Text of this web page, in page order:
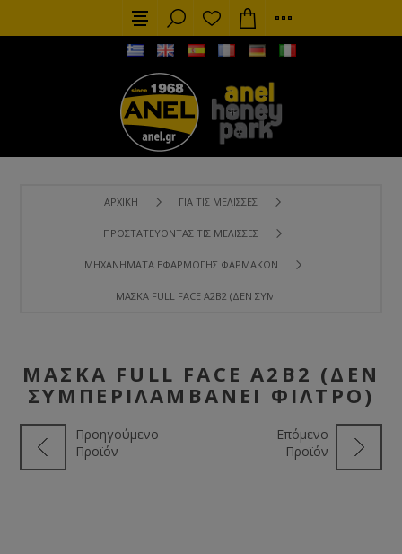
ΑΡΧΙΚΉ ΓΙΑ ΤΙΣ ΜΈΛΙΣΣΕΣ
ΠΡΟΣΤΑΤΕΎΟΝΤΑΣ ΤΙΣ ΜΈΛΙΣΣΕΣ
ΜΗΧΑΝΉΜΑΤΑ ΕΦΑΡΜΟΓΉΣ ΦΑΡΜΆΚΩΝ
ΜΆΣΚΑ FULL FACE A2B2 (ΔΕΝ ΣΥΜΠΕΡΙΛΑΜΒΆΝΕΙ ΦΊΛΤΡΟ)
ΜΆΣΚΑ FULL FACE A2B2 (ΔΕΝ
ΣΥΜΠΕΡΙΛΑΜΒΆΝΕΙ ΦΊΛΤΡΟ)
Προηγούμενο
Προϊόν
Επόμενο
Προϊόν